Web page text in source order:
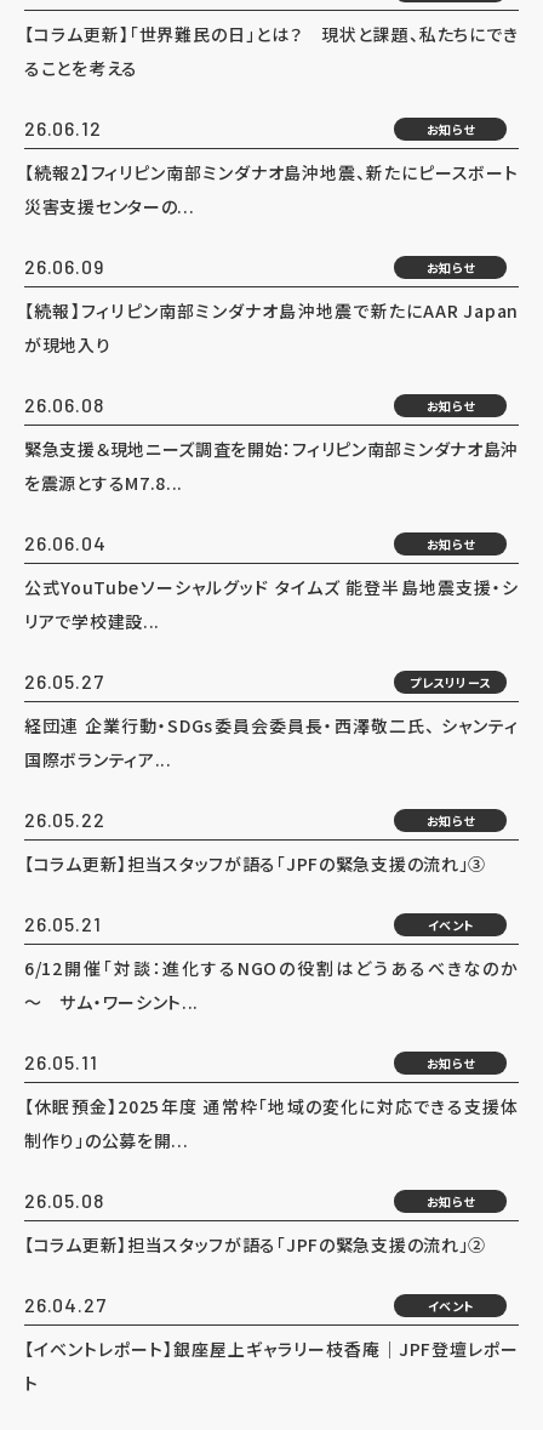
【コラム更新】「世界難民の日」とは？ 現状と課題、私たちにでき
ることを考える
26.06.12 お知らせ
【続報2】フィリピン南部ミンダナオ島沖地震、新たにピースボート
災害支援センターの...
26.06.09 お知らせ
【続報】フィリピン南部ミンダナオ島沖地震で新たにAAR Japan
が現地入り
26.06.08 お知らせ
緊急支援＆現地ニーズ調査を開始：フィリピン南部ミンダナオ島沖
を震源とするM7.8...
26.06.04 お知らせ
公式YouTubeソーシャルグッド タイムズ 能登半島地震支援・シ
リアで学校建設...
26.05.27 プレスリリース
経団連 企業行動・SDGs委員会委員長・西澤敬二氏、 シャンティ
国際ボランティア...
26.05.22 お知らせ
【コラム更新】担当スタッフが語る「JPFの緊急支援の流れ」③
26.05.21 イベント
6/12開催「対談：進化するNGOの役割はどうあるべきなのか
～ サム・ワーシント...
26.05.11 お知らせ
【休眠預金】2025年度 通常枠「地域の変化に対応できる支援体
制作り」の公募を開...
26.05.08 お知らせ
【コラム更新】担当スタッフが語る「JPFの緊急支援の流れ」②
26.04.27 イベント
【イベントレポート】銀座屋上ギャラリー枝香庵｜JPF登壇レポー
ト